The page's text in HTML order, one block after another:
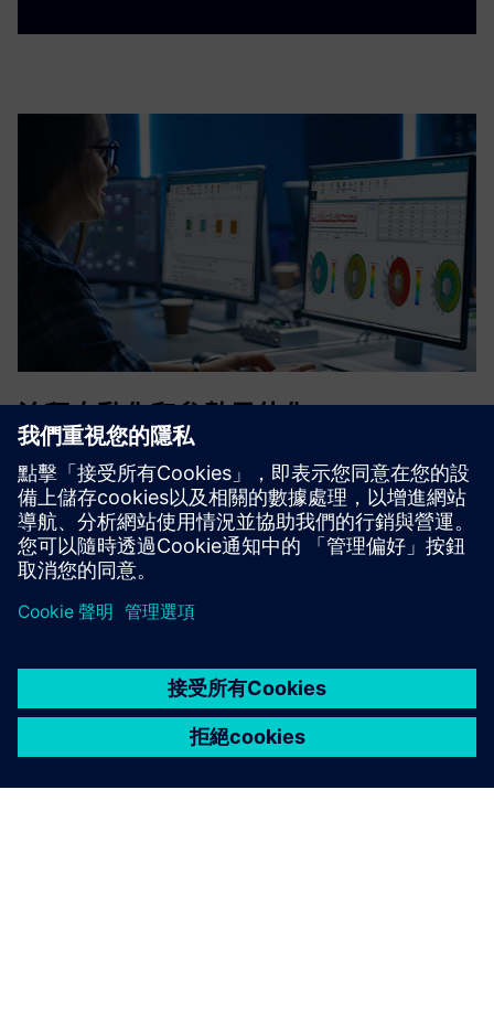
流程自動化和參數最佳化
透過自動化編寫工作流程、有效探索設計空間並促進發現最
佳化解決方案，加速可執行的 digital twin 開發流程。注意
是實現快速決策過程和全面的最佳化方法，並考慮不同領域
之間的互動的理想伴侶。